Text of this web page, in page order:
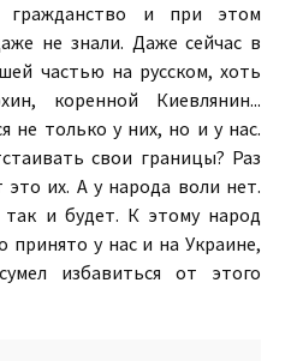
гражданство и при этом
не знали. Даже сейчас в
частью на русском, хоть
коренной Киевлянин...
не только у них, но и у нас.
свои границы? Раз
их. А у народа воли нет.
так и будет. К этому народ
принято у нас и на Украине,
избавиться от этого